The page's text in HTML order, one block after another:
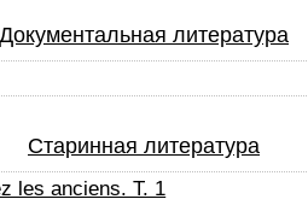
Документальная литература
Старинная литература
les anciens. T. 1